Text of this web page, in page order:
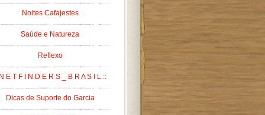
Noites Cafajestes
Saúde e Natureza
Reflexo
E T F I N D E R S _ B R A S I L ::
Dicas de Suporte do Garcia